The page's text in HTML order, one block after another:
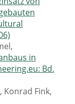
in
Bd.
Konrad Fink,